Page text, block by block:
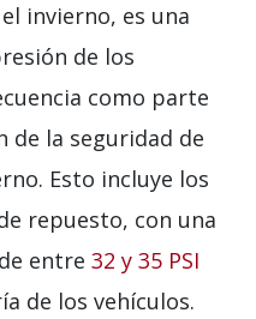
invierno, es una
de los
como parte
de la seguridad de
Esto incluye los
repuesto, con una
entre 32 y 35 PSI
de los vehículos.